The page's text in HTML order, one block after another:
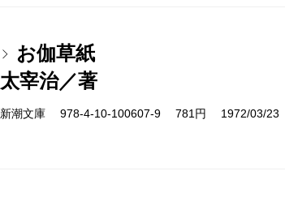
お伽草紙
太宰治／著
新潮文庫 978-4-10-100607-9 781円 1972/03/23